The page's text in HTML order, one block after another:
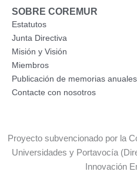
SOBRE COREMUR
Estatutos
Junta Directiva
Misión y Visión
Miembros
Publicación de memorias anuales
Contacte con nosotros
Proyecto subvencionado por la
Universidades y Portavocía
Innovación